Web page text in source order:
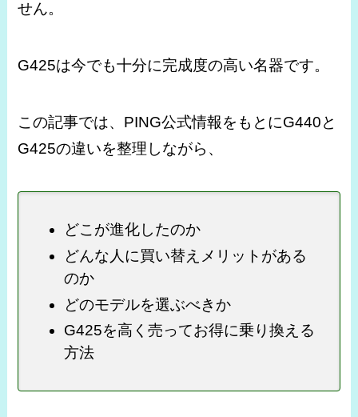
せん。
G425は今でも十分に完成度の高い名器です。
この記事では、PING公式情報をもとにG440と
G425の違いを整理しながら、
どこが進化したのか
どんな人に買い替えメリットがある
のか
どのモデルを選ぶべきか
G425を高く売ってお得に乗り換える
方法